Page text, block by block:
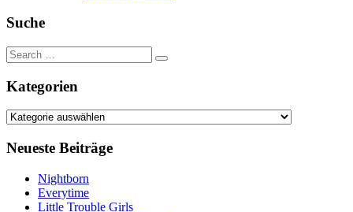
Suche
Kategorien
Kategorien
Neueste Beiträge
Nightborn
Everytime
Little Trouble Girls